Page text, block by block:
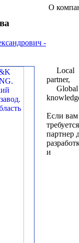
О
-
Local
partner,
Global
Если вам
требуется
партнер
и